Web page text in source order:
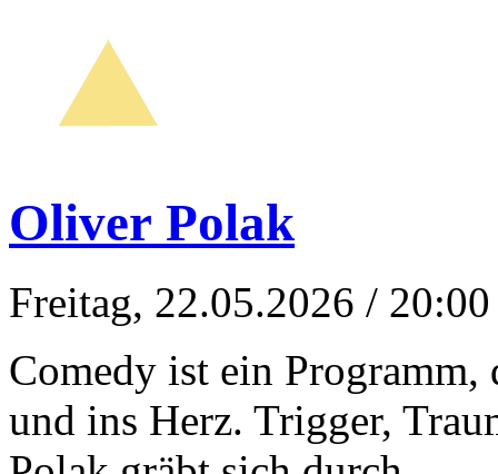
Oliver Polak
Freitag, 22.05.2026 / 20:00
Comedy ist ein
und ins Herz. Trigger,